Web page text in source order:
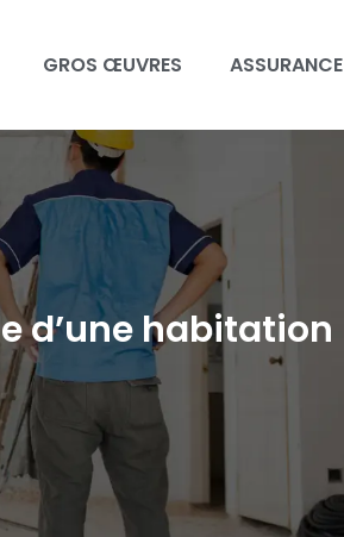
GROS ŒUVRES ASSURANCE
d’une habitation